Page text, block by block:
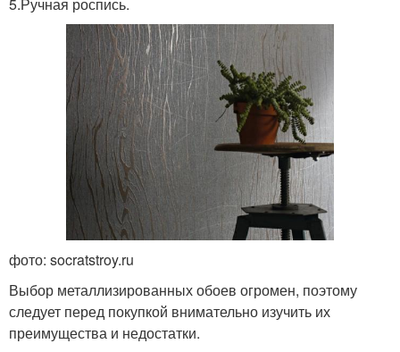
5.Ручная роспись.
фото: socratstroy.ru
Выбор металлизированных обоев огромен, поэтому
следует перед покупкой внимательно изучить их
преимущества и недостатки.